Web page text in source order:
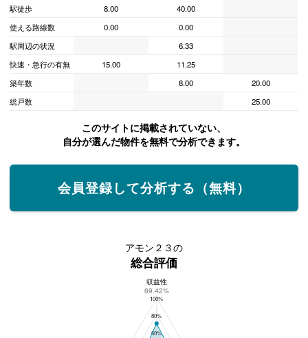
駅徒歩
8.00
40.00
使える路線数
0.00
0.00
駅周辺の状況
6.33
快速・急行の有無
15.00
11.25
築年数
8.00
20.00
総戸数
25.00
このサイトに掲載されていない、
自分が選んだ物件を無料で分析できます。
会員登録して分析する（無料）
アモン２３の
総合評価
アモン２３の総合評価
100%
80%
60%
収益性
69.42%